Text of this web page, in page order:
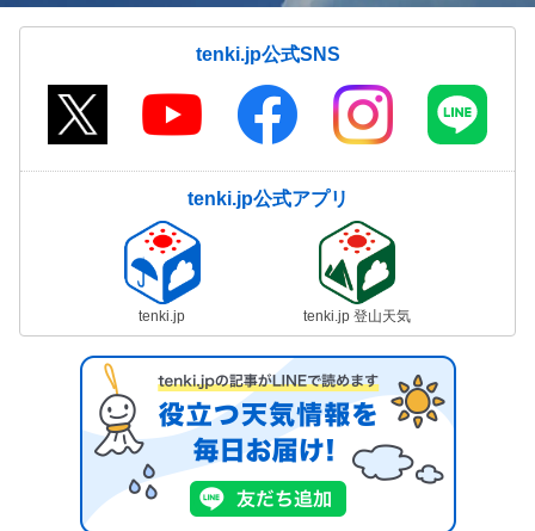
tenki.jp公式SNS
tenki.jp公式アプリ
tenki.jp tenki.jp 登山天気